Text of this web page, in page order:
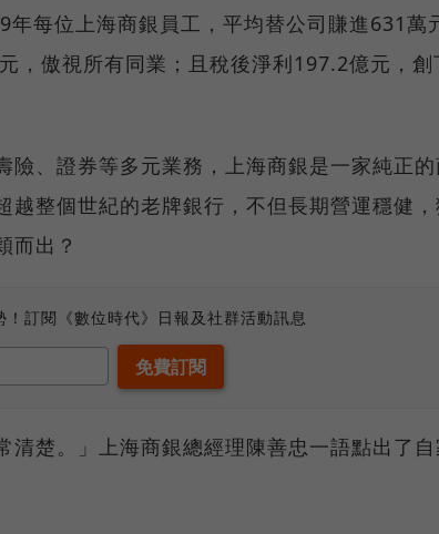
每位上海商銀員工，平均替公司賺進631萬
，傲視所有同業；且稅後淨利197.2億元，創
險、證券等多元業務，上海商銀是一家純正
越整個世紀的老牌銀行，不但長期營運穩健
而出？
訂閱《數位時代》日報及社群活動訊息
清楚。」上海商銀總經理陳善忠一語點出了